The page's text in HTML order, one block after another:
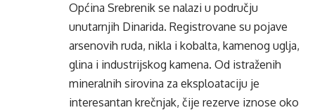
Općina Srebrenik se nalazi u području
unutarnjih Dinarida. Registrovane su pojave
arsenovih ruda, nikla i kobalta, kamenog uglja,
glina i industrijskog kamena. Od istraženih
mineralnih sirovina za eksploataciju je
interesantan krečnjak, čije rezerve iznose oko